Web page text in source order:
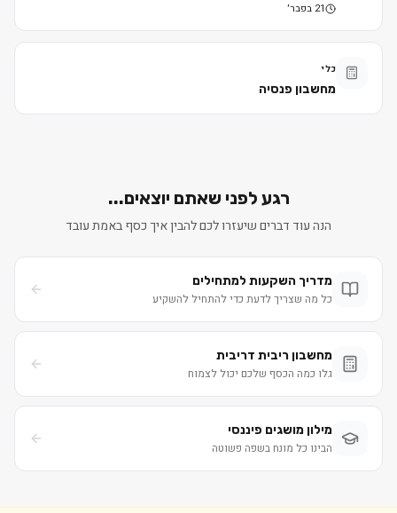
21 בפבר׳
כלי
מחשבון פנסיה
רגע לפני שאתם יוצאים...
הנה עוד דברים שיעזרו לכם להבין איך כסף באמת עובד
מדריך השקעות למתחילים
כל מה שצריך לדעת כדי להתחיל להשקיע
מחשבון ריבית דריבית
גלו כמה הכסף שלכם יכול לצמוח
מילון מושגים פיננסי
הבינו כל מונח בשפה פשוטה